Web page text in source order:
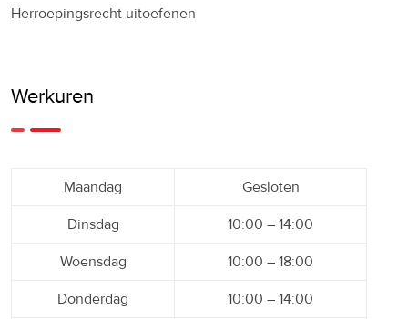
Herroepingsrecht uitoefenen
Werkuren
Maandag Gesloten
Dinsdag 10:00 – 14:00
Woensdag 10:00 – 18:00
Donderdag 10:00 – 14:00